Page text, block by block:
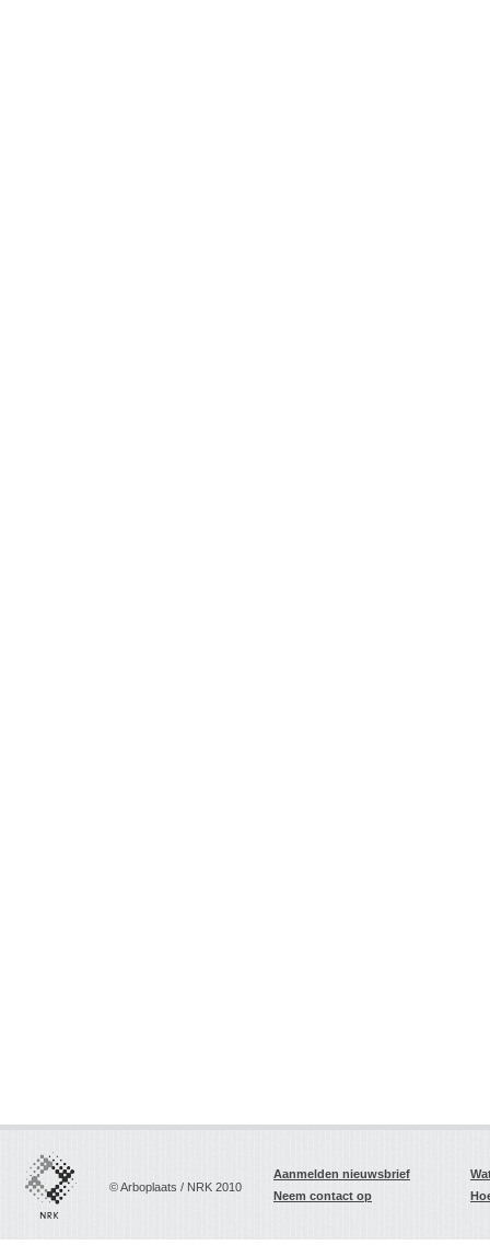
© Arboplaats / NRK 2010
Aanmelden nieuwsbrief
Neem contact op